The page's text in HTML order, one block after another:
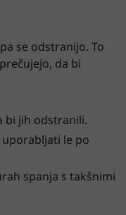
se odstranijo. To
da bi
bi jih odstranili.
le po
spanja s takšnimi